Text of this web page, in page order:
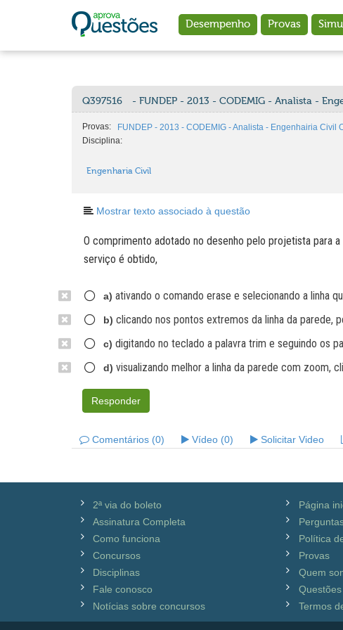
Desempenho Provas
Q397516 - FUNDEP - 2013 - CODEMIG - Analista -
Provas:
FUNDEP - 2013 - CODEMIG - Analista - Engenhairia Civil
Disciplina:
Engenharia Civil
Mostrar texto associado à questão
O comprimento adotado no desenho pelo projetista para
serviço é obtido,
a) ativando o comando erase e selecionando a linha
b) clicando nos pontos extremos da linha da parede,
c) digitando no teclado a palavra trim e seguindo os
d) visualizando melhor a linha da parede com zoom,
Responder
Comentários (0) Vídeo (0) Solicitar Video
2ª via do boleto
Assinatura Completa
Como funciona
Concursos
Disciplinas
Fale conosco
Notícias sobre concursos
Página
Política
Provas
Quem
Questões
Termos